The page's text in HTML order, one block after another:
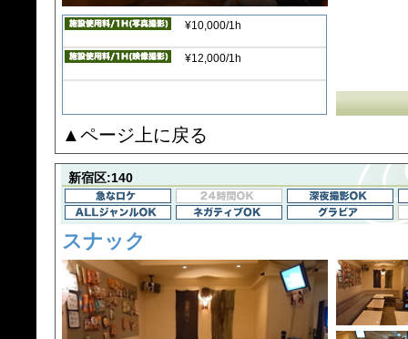
¥10,000/1h
¥12,000/1h
▲ページ上に戻る
新宿区:140
スナック